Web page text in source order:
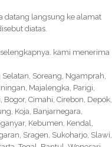
datang langsung ke alamat
diatas.
kami menerima
Soreang, Ngamprah,
Majalengka, Parigi,
Cimahi, Cirebon, Depok,
Koja, Banjarnegara,
Kebumen, Kendal,
Sragen, Sukoharjo, Slawi,